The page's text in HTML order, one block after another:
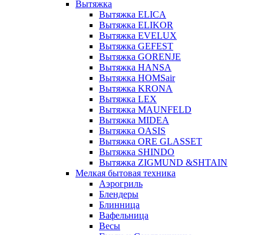
Вытяжка
Вытяжка ELICA
Вытяжка ELIKOR
Вытяжка EVELUX
Вытяжка GEFEST
Вытяжка GORENJE
Вытяжка HANSA
Вытяжка HOMSair
Вытяжка KRONA
Вытяжка LEX
Вытяжка MAUNFELD
Вытяжка MIDEA
Вытяжка OASIS
Вытяжка ORE GLASSET
Вытяжка SHINDO
Вытяжка ZIGMUND &SHTAIN
Мелкая бытовая техника
Аэрогриль
Блендеры
Блинница
Вафельница
Весы